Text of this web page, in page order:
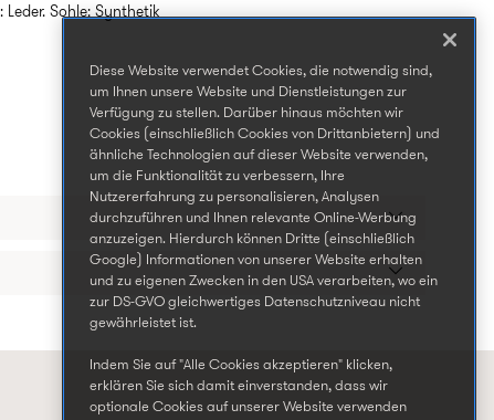
Sohle: Synthetik
Diese Website verwendet Cookies, die notwendig sind,
um Ihnen unsere Website und Dienstleistungen zur
Verfügung zu stellen. Darüber hinaus möchten wir
Cookies (einschließlich Cookies von Drittanbietern) und
ähnliche Technologien auf dieser Website verwenden,
um die Funktionalität zu verbessern, Ihre
Nutzererfahrung zu personalisieren, Analysen
durchzuführen und Ihnen relevante Online-Werbung
anzuzeigen. Hierdurch können Dritte (einschließlich
Google) Informationen von unserer Website erhalten
und zu eigenen Zwecken in den USA verarbeiten, wo ein
zur DS-GVO gleichwertiges Datenschutzniveau nicht
gewährleistet ist.
Indem Sie auf "Alle Cookies akzeptieren" klicken,
erklären Sie sich damit einverstanden, dass wir
optionale Cookies auf unserer Website verwenden